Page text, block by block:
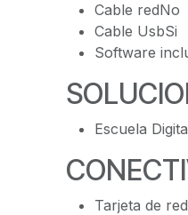
Cable redNo
Cable UsbSi
Software
Escuela
Tarjeta de